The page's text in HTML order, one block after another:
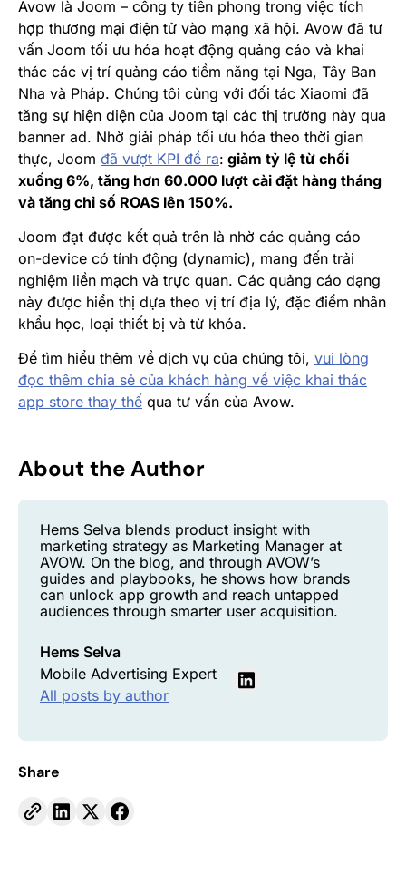
Avow là Joom – công ty tiên phong trong việc tích
hợp thương mại điện tử vào mạng xã hội. Avow đã tư
vấn Joom tối ưu hóa hoạt động quảng cáo và khai
thác các vị trí quảng cáo tiềm năng tại Nga, Tây Ban
Nha và Pháp. Chúng tôi cùng với đối tác Xiaomi đã
tăng sự hiện diện của Joom tại các thị trường này qua
banner ad. Nhờ giải pháp tối ưu hóa theo thời gian
thực, Joom đã vượt KPI đề ra: giảm tỷ lệ từ chối
xuống 6%, tăng hơn 60.000 lượt cài đặt hàng tháng
và tăng chỉ số ROAS lên 150%.
Joom đạt được kết quả trên là nhờ các quảng cáo
on-device có tính động (dynamic), mang đến trải
nghiệm liền mạch và trực quan. Các quảng cáo dạng
này được hiển thị dựa theo vị trí địa lý, đặc điểm nhân
khẩu học, loại thiết bị và từ khóa.
Để tìm hiểu thêm về dịch vụ của chúng tôi, vui lòng
đọc thêm chia sẻ của khách hàng về việc khai thác
app store thay thế qua tư vấn của Avow.
About the Author
Hems Selva blends product insight with
marketing strategy as Marketing Manager at
AVOW. On the blog, and through AVOW’s
guides and playbooks, he shows how brands
can unlock app growth and reach untapped
audiences through smarter user acquisition.
Hems Selva
Mobile Advertising Expert
All posts by author
Share